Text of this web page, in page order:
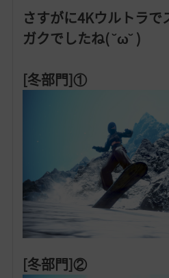
さすがに4Kウルトラで
ガクでしたね( ˘ω˘ )
[冬部門]①
[冬部門]②